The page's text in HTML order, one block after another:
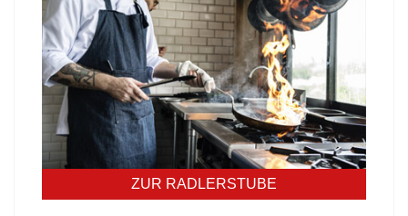
ZUR RADLERSTUBE